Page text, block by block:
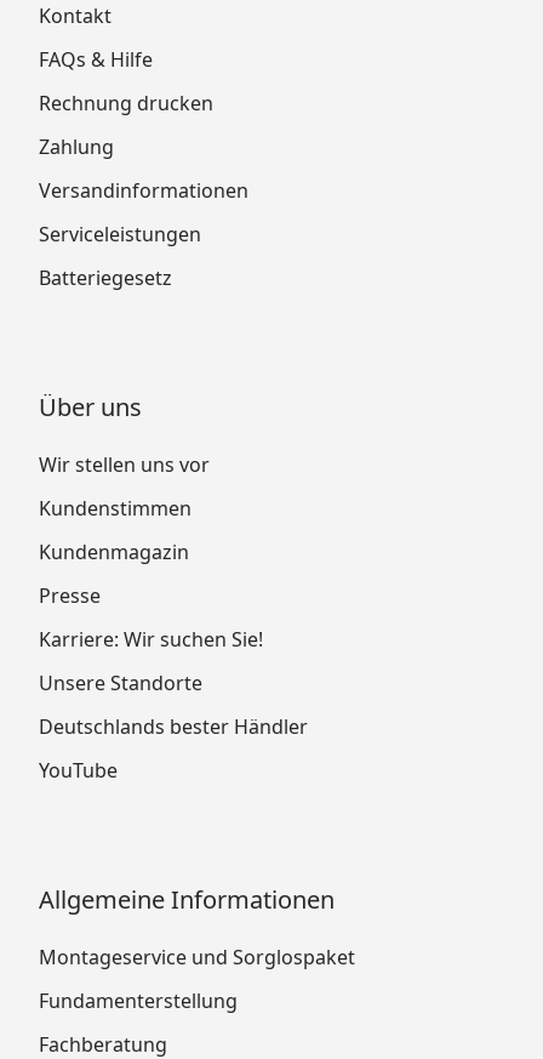
Kontakt
FAQs & Hilfe
Rechnung drucken
Zahlung
Versandinformationen
Serviceleistungen
Batteriegesetz
Über uns
Wir stellen uns vor
Kundenstimmen
Kundenmagazin
Presse
Karriere: Wir suchen Sie!
Unsere Standorte
Deutschlands bester Händler
YouTube
Allgemeine Informationen
Montageservice und Sorglospaket
Fundamenterstellung
Fachberatung